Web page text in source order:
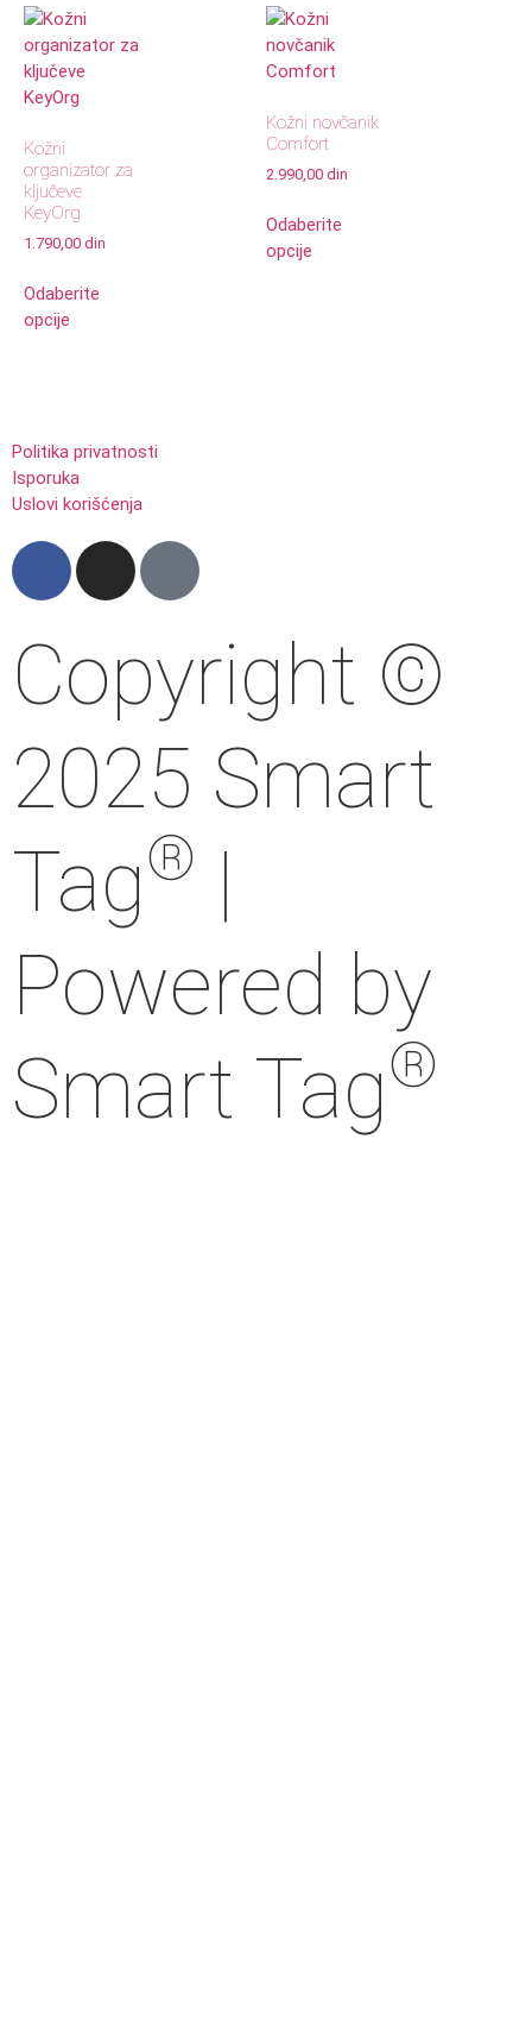
Kožni
organizator za
ključeve
KeyOrg
1.790,00 din
Odaberite
opcije
Kožni novčanik
Comfort
2.990,00 din
Odaberite
opcije
Politika privatnosti
Isporuka
Uslovi korišćenja
Copyright ©
2025 Smart
Tag® |
Powered by
Smart Tag®